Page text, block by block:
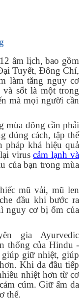
âm lịch, bao gồm
Tuyết, Đông Chí,
làm tăng nguy cơ
và sốt là một trong
mà mọi người cần
mùa đông cần phải
đúng cách, tập thể
khá hiệu quả
lại viruscảm lạnh và
của bạn trong mùa
mũ vải, mũ len
đầu khi bước ra
nguy cơ bị ốm của
gia Ayurvedic
thống của Hindu -
giữ nhiệt, giúp
Khi da đầu tiếp
nhiệt hơn từ cơ
cúm. Giữ ấm da
thể.